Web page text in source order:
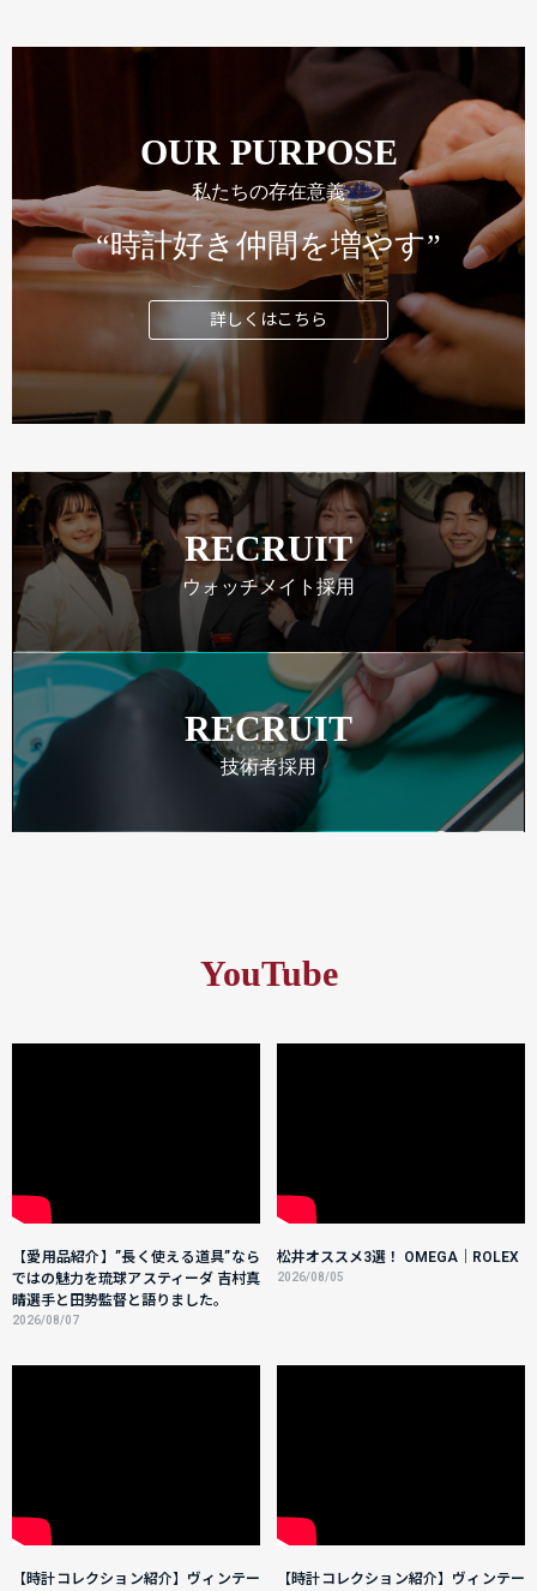
OUR PURPOSE
私たちの存在意義
“時計好き仲間を増やす”
詳しくはこちら
RECRUIT
ウォッチメイト採用
RECRUIT
技術者採用
YouTube
【愛用品紹介】”長く使える道具”なら
ではの魅力を琉球アスティーダ 吉村真
晴選手と田㔟監督と語りました。
2026/08/07
松井オススメ3選！ OMEGA｜ROLEX
2026/08/05
【時計コレクション紹介】ヴィンテー
【時計コレクション紹介】ヴィンテー